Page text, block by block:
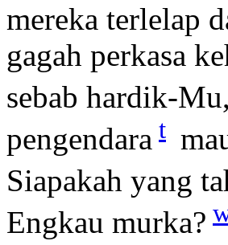
mereka terlelap
gagah perkasa
sebab hardik-Mu,
pengendara t
Siapakah yang
Engkau murka?